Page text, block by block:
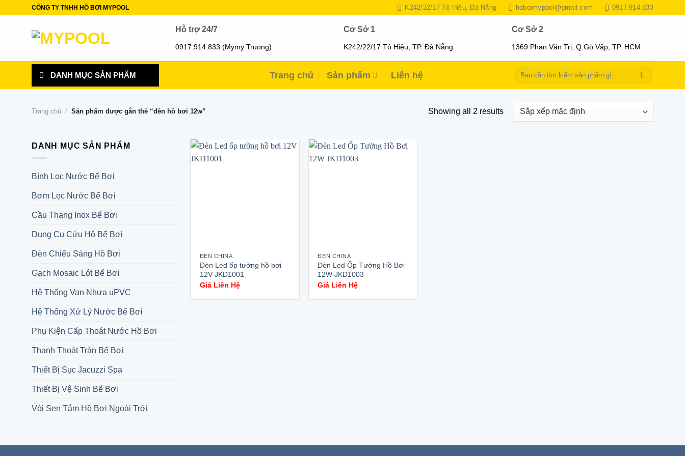
CÔNG TY TNHH HỒ BƠI MYPOOL K242/22/17 Tô Hiệu, Đà Nẵng hoboimypool@gmail.com 0917.914.833
Hỗ trợ 24/7
0917.914.833 (Mymy Truong)
Cơ Sở 1
K242/22/17 Tô Hiệu, TP. Đà Nẵng
Cơ Sở 2
1369 Phan Văn Trị, Q.Gò Vấp, TP. HCM
DANH MỤC SẢN PHẨM Trang chủ Sản phẩm Liên hệ
Tìm
kiếm:
Trang chủ / Sản phẩm được gắn thẻ “đèn hồ bơi 12w” Showing all 2 results
DANH MỤC SẢN PHẨM
Bình Lọc Nước Bể Bơi
Bơm Lọc Nước Bể Bơi
Cầu Thang Inox Bể Bơi
Dụng Cụ Cứu Hộ Bể Bơi
Đèn Chiếu Sáng Hồ Bơi
Gạch Mosaic Lót Bể Bơi
Hệ Thống Van Nhựa uPVC
Hệ Thống Xử Lý Nước Bể Bơi
Phụ Kiện Cấp Thoát Nước Hồ Bơi
Thanh Thoát Tràn Bể Bơi
Thiết Bị Sục Jacuzzi Spa
Thiết Bị Vệ Sinh Bể Bơi
Vòi Sen Tắm Hồ Bơi Ngoài Trời
ĐÈN CHINA
Đèn Led ốp tường hồ bơi
12V JKD1001
Giá Liên Hệ
ĐÈN CHINA
Đèn Led Ốp Tường Hồ Bơi
12W JKD1003
Giá Liên Hệ